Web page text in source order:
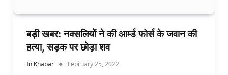
बड़ी खबर: नक्सलियों ने की आर्म्ड फोर्स के जवान की
हत्या, सड़क पर छोड़ा शव
In Khabar February 25, 2022